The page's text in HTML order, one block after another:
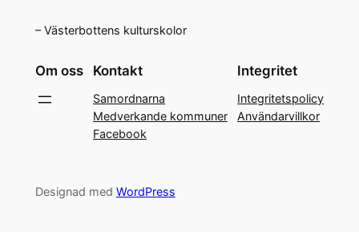
– Västerbottens kulturskolor
Om oss Kontakt
Samordnarna
Medverkande kommuner
Facebook
Integritet
Integritetspolicy
Användarvillkor
Designad med WordPress